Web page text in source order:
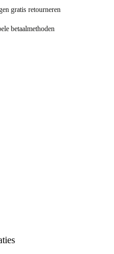
gratis retourneren
betaalmethoden